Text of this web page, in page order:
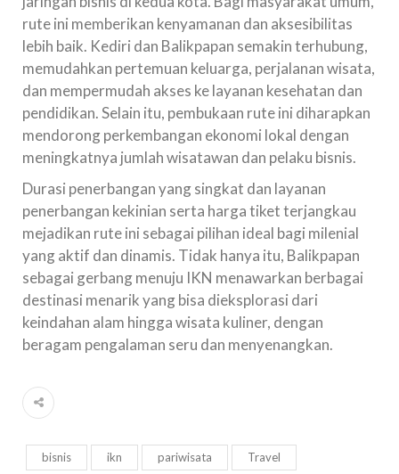
rute ini memberikan kenyamanan dan aksesibilitas
lebih baik. Kediri dan Balikpapan semakin terhubung,
memudahkan pertemuan keluarga, perjalanan wisata,
dan mempermudah akses ke layanan kesehatan dan
pendidikan. Selain itu, pembukaan rute ini diharapkan
mendorong perkembangan ekonomi lokal dengan
meningkatnya jumlah wisatawan dan pelaku bisnis.
Durasi penerbangan yang singkat dan layanan
penerbangan kekinian serta harga tiket terjangkau
mejadikan rute ini sebagai pilihan ideal bagi milenial
yang aktif dan dinamis. Tidak hanya itu, Balikpapan
sebagai gerbang menuju IKN menawarkan berbagai
destinasi menarik yang bisa dieksplorasi dari
keindahan alam hingga wisata kuliner, dengan
beragam pengalaman seru dan menyenangkan.
bisnis ikn pariwisata Travel